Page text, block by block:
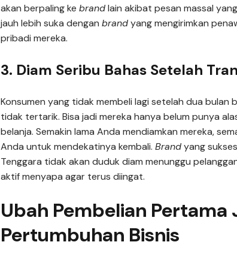
akan berpaling ke brandlain akibat pesan massal
jauh lebih suka dengan brandyang mengirimkan
pribadi mereka.
3. Diam Seribu Bahas Setelah
Konsumen yang tidak membeli lagi setelah dua bulan
tidak tertarik. Bisa jadi mereka hanya belum punya
belanja. Semakin lama Anda mendiamkan mereka,
Anda untuk mendekatinya kembali. Brandyang
Tenggara tidak akan duduk diam menunggu
aktif menyapa agar terus diingat.
Ubah Pembelian Pertama
Pertumbuhan Bisnis